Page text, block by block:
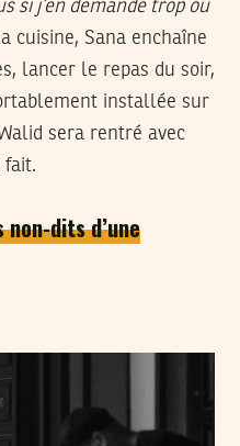
si j’en demande trop ou
cuisine, Sana enchaîne
lancer le repas du soir,
installée sur
sera rentré avec
fait.
non-dits d’une